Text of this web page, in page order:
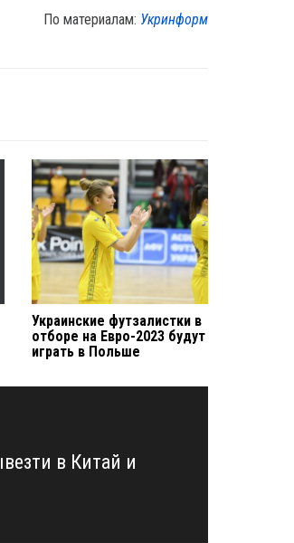
По материалам: Укринформ
Украинские футзалистки в
отборе на Евро-2023 будут
играть в Польше
в Китай и